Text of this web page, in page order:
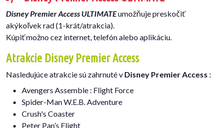
Disney Premier Access ULTIMATEumožňuje preskočiť
akýkoľvek rad (1-krát/atrakcia).
Kúpiť možno cez internet, telefón alebo aplikáciu.
Atrakcie Disney Premier Access
Nasledujúce atrakcie sú zahrnuté v Disney Premier Access :
Avengers Assemble : Flight Force
Spider-Man W.E.B. Adventure
Crush's Coaster
Peter Pan’s Flight